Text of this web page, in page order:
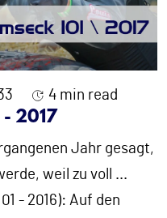
4 min read
- 2017
Jahr gesagt,
weil zu voll ...
Auf den